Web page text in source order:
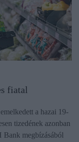
fiatal
a hazai 19-
tizedének azonban
megbízásából